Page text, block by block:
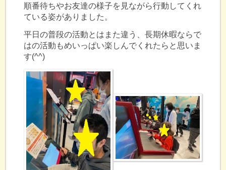
順番待ちやお友達の様子を見ながら行動してくれ
ている姿がありました。
平日の普段の活動とはまた違う、長期休暇ならで
はの活動もめいっぱい楽しんでくれたらと思いま
す(^^)